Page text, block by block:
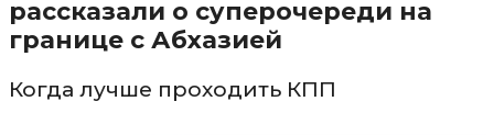
рассказали о суперочереди на
границе с Абхазией
Когда лучше проходить КПП